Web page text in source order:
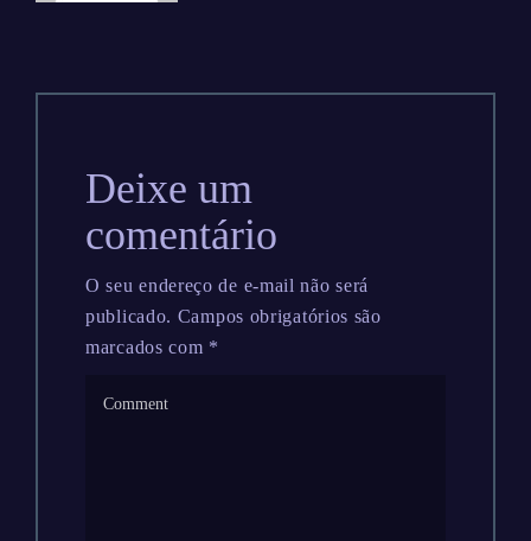
Deixe um
comentário
O seu endereço de e-mail não será
publicado. Campos obrigatórios são
marcados com *